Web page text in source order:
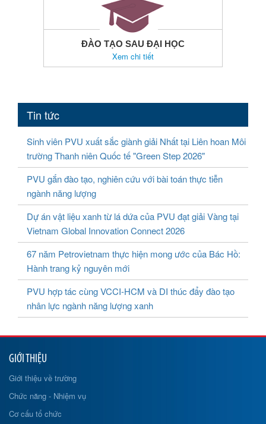
ĐÀO TẠO SAU ĐẠI HỌC
Xem chi tiết
Tin tức
Sinh viên PVU xuất sắc giành giải Nhất tại Liên hoan Môi
trường Thanh niên Quốc tế "Green Step 2026"
PVU gắn đào tạo, nghiên cứu với bài toán thực tiễn
ngành năng lượng
Dự án vật liệu xanh từ lá dứa của PVU đạt giải Vàng tại
Vietnam Global Innovation Connect 2026
67 năm Petrovietnam thực hiện mong ước của Bác Hồ:
Hành trang kỷ nguyên mới
PVU hợp tác cùng VCCI-HCM và DI thúc đẩy đào tạo
nhân lực ngành năng lượng xanh
GIỚI THIỆU
Giới thiệu về trường
Chức năng - Nhiệm vụ
Cơ cấu tổ chức